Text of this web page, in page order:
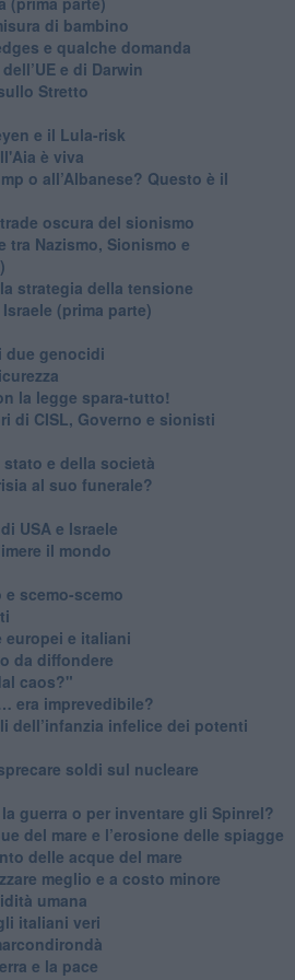
di bambino
e qualche domanda
e di Darwin
Stretto
e il Lula-risk
è viva
o all’Albanese? Questo è il
oscura del sionismo
tra Nazismo, Sionismo e
strategia della tensione
(prima parte)
due genocidi
la legge spara-tutto!
di CISL, Governo e sionisti
e della società
al suo funerale?
USA e Israele
il mondo
scemo-scemo
europei e italiani
da diffondere
caos?"
era imprevedibile?
dell’infanzia infelice dei potenti
soldi sul nucleare
guerra o per inventare gli Spinrel?
del mare e l’erosione delle spiagge
delle acque del mare
meglio e a costo minore
umana
italiani veri
e la pace